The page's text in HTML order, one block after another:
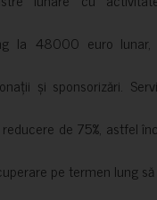
la 48000 euro
și sponsorizări.
de 75%, astfel
pe termen lung